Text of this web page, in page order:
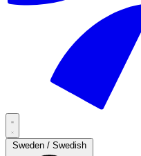
Sweden / Swedish